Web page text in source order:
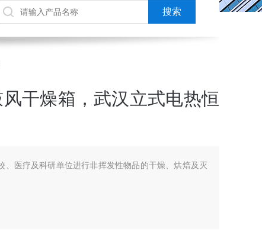
干燥箱，武汉立式电热恒
、医疗及科研单位进行非挥发性物品的干燥、烘焙及灭